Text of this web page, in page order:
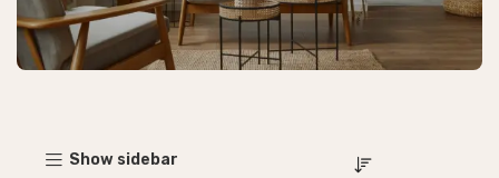
Börja handla
Show sidebar